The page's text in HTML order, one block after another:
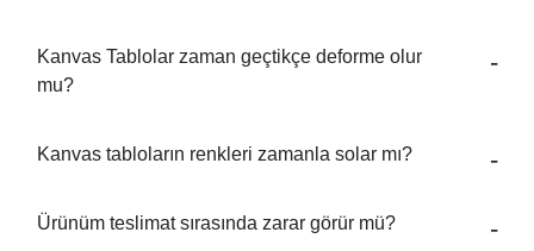
Kanvas Tablolar zaman geçtikçe deforme olur
mu?
Kanvas tabloların renkleri zamanla solar mı?
Ürünüm teslimat sırasında zarar görür mü?